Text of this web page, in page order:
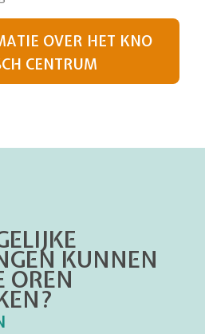
OVER HET KNO
CENTRUM
KUNNEN
OREN